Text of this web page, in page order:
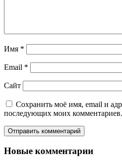
Имя *
Email *
Сайт
Сохранить моё имя, email и
последующих моих комментариев.
Новые комментарии